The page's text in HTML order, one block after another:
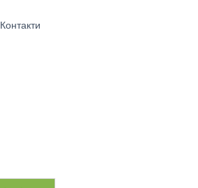
Контакти